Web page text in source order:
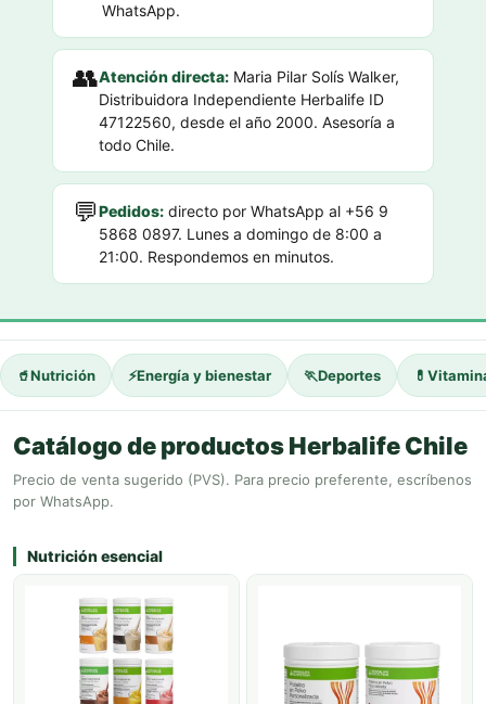
WhatsApp.
👥Atención directa: Maria Pilar Solís Walker,
Distribuidora Independiente Herbalife ID
47122560, desde el año 2000. Asesoría a
todo Chile.
💬Pedidos: directo por WhatsApp al +56 9
5868 0897. Lunes a domingo de 8:00 a
21:00. Respondemos en minutos.
🥤Nutrición ⚡Energía y bienestar 🏃Deportes 💊
Catálogo de productos Herbalife Chile
Precio de venta sugerido (PVS). Para precio preferente, escríbenos
por WhatsApp.
Nutrición esencial